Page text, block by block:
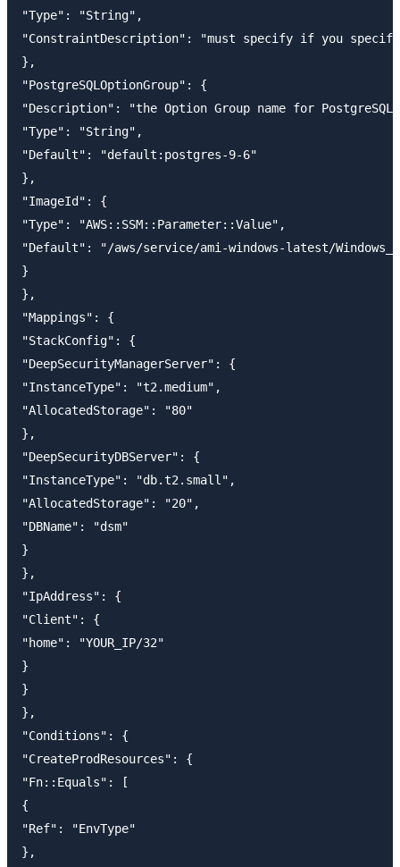
"Type": "String",
"ConstraintDescription": "must specify if you specify
},
"PostgreSQLOptionGroup": {
"Description": "the Option Group name for PostgreSQL
"Type": "String",
"Default": "default:postgres-9-6"
},
"ImageId": {
"Type": "AWS::SSM::Parameter::Value",
"Default": "/aws/service/ami-windows-latest/
}
},
"Mappings": {
"StackConfig": {
"DeepSecurityManagerServer": {
"InstanceType": "t2.medium",
"AllocatedStorage": "80"
},
"DeepSecurityDBServer": {
"InstanceType": "db.t2.small",
"AllocatedStorage": "20",
"DBName": "dsm"
}
},
"IpAddress": {
"Client": {
"home": "YOUR_IP/32"
}
}
},
"Conditions": {
"CreateProdResources": {
"Fn::Equals": [
{
"Ref": "EnvType"
},